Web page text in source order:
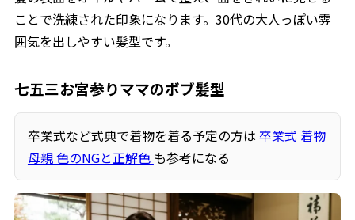
ことで洗練された印象になります。30代の大人っぽい雰
囲気を出しやすい髪型です。
七五三お宮参りママのボブ髪型
卒業式など式典で着物を着る予定の方は 卒業式 着物
母親 色のNGと正解色 も参考になる